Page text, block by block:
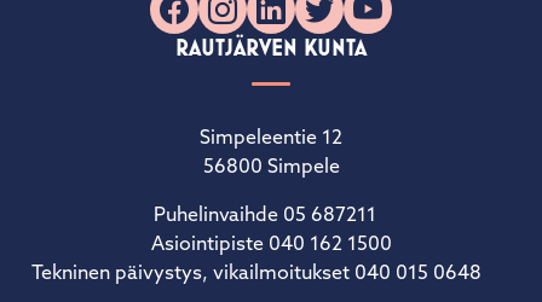
Facebook
Instagram
LinkedIn
X YouTube
RAUTJÄRVEN KUNTA
Simpeleentie 12
56800 Simpele
Puhelinvaihde 05 687211
Asiointipiste 040 162 1500
Tekninen päivystys, vikailmoitukset 040 015 0648